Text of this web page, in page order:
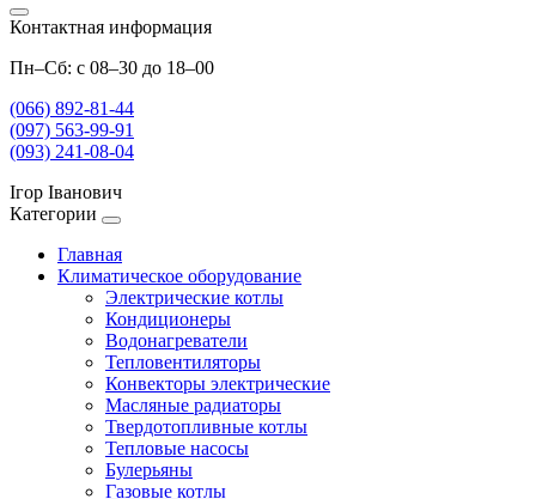
Контактная информация
Пн–Сб: с 08–30 до 18–00
(066) 892-81-44
(097) 563-99-91
(093) 241-08-04
Ігор Іванович
Категории
Главная
Климатическое оборудование
Электрические котлы
Кондиционеры
Водонагреватели
Тепловентиляторы
Конвекторы электрические
Масляные радиаторы
Твердотопливные котлы
Тепловые насосы
Булерьяны
Газовые котлы